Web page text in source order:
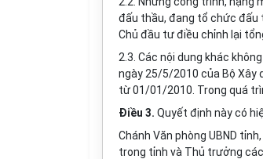
đấu thầu, đang tổ chức đấu
Chủ đầu tư điều chỉnh lại
2.3. Các nội dung khác
ngày 25/5/2010 của Bộ
từ 01/01/2010. Trong quá
Điều 3. Quyết định này có
Chánh Văn phòng UBND
trong tỉnh và Thủ trưởng